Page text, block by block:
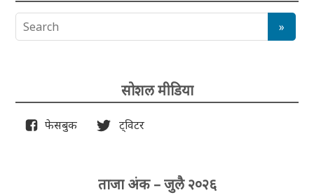
सोशल मीडिया
फेसबुक ट्विटर
ताजा अंक – जुलै २०२६